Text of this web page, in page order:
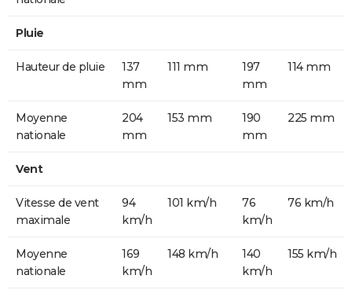
Pluie
Hauteur de pluie
137
mm
111 mm
197
mm
114 mm
Moyenne
nationale
204
mm
153 mm
190
mm
225 mm
Vent
Vitesse de vent
maximale
94
km/h
101 km/h
76
km/h
76 km/h
Moyenne
nationale
169
km/h
148 km/h
140
km/h
155 km/h